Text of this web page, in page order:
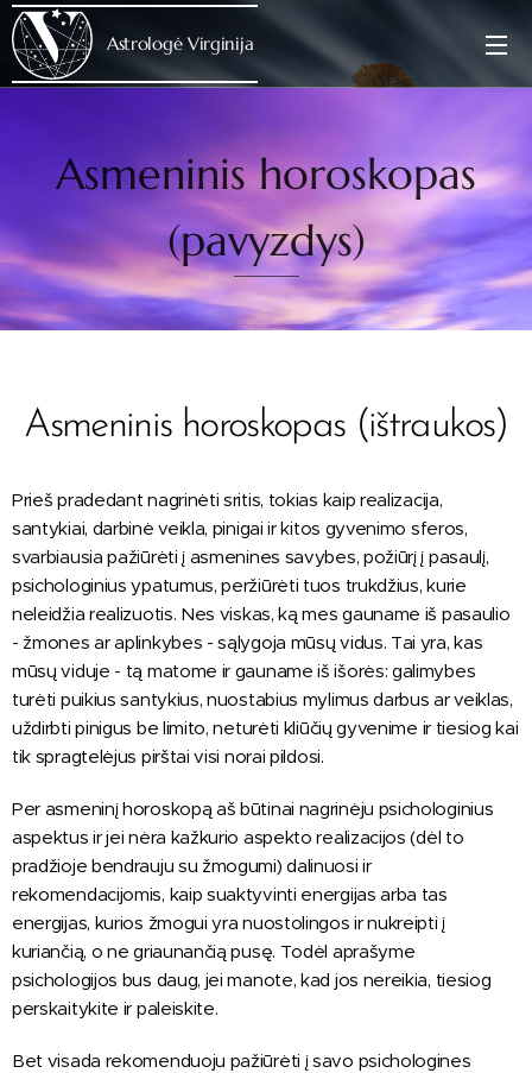
Astrologė Virginija
Asmeninis horoskopas
(pavyzdys)
Asmeninis horoskopas (ištraukos)
Prieš pradedant nagrinėti sritis, tokias kaip realizacija,
santykiai, darbinė veikla, pinigai ir kitos gyvenimo sferos,
svarbiausia pažiūrėti į asmenines savybes, požiūrį į pasaulį,
psichologinius ypatumus, peržiūrėti tuos trukdžius, kurie
neleidžia realizuotis. Nes viskas, ką mes gauname iš pasaulio
- žmones ar aplinkybes - sąlygoja mūsų vidus. Tai yra, kas
mūsų viduje - tą matome ir gauname iš išorės: galimybes
turėti puikius santykius, nuostabius mylimus darbus ar veiklas,
uždirbti pinigus be limito, neturėti kliūčių gyvenime ir tiesiog kai
tik spragtelėjus pirštai visi norai pildosi.
Per asmeninį horoskopą aš būtinai nagrinėju psichologinius
aspektus ir jei nėra kažkurio aspekto realizacijos (dėl to
pradžioje bendrauju su žmogumi) dalinuosi ir
rekomendacijomis, kaip suaktyvinti energijas arba tas
energijas, kurios žmogui yra nuostolingos ir nukreipti į
kuriančią, o ne griaunančią pusę. Todėl aprašyme
psichologijos bus daug, jei manote, kad jos nereikia, tiesiog
perskaitykite ir paleiskite.
Bet visada rekomenduoju pažiūrėti į savo psichologines